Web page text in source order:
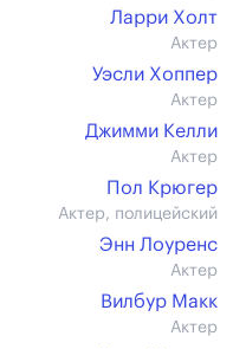
Ларри Холт
Актер
Уэсли Хоппер
Актер
Джимми Келли
Актер
Пол Крюгер
Актер, полицейский
Энн Лоуренс
Актер
Вилбур Макк
Актер